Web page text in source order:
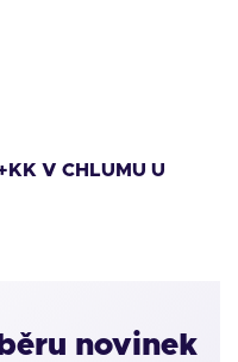
V CHLUMU U
novinek